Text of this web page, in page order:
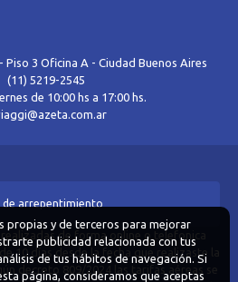
Piso 3 Oficina A - Ciudad Buenos Aires
(11) 5219-2545
de 10:00 hs a 17:00 hs.
de arrepentimiento
de forma online o telefonica
10 días desde la fecha que realizaste la
decreto 809/2024 las tarifas aéreas se
propias y de terceros para mejorar
publicidad relacionada con tus
de tus hábitos de navegación. Si
página, consideramos que aceptas